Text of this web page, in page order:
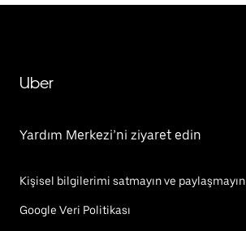
Uber
Yardım Merkezi’ni ziyaret edin
Kişisel bilgilerimi satmayın ve paylaşmayın
Google Veri Politikası